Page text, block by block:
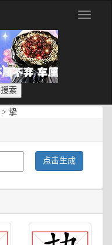
分
> 挚
点击生成